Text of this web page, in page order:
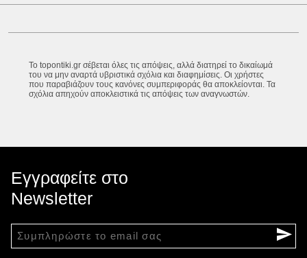
Το topontiki.gr σέβεται όλες τις απόψεις, αλλά διατηρεί το δικαίωμά
του να μην αναρτά υβριστικά σχόλια και διαφημίσεις. Οι χρήστες
που παραβιάζουν τους κανόνες συμπεριφοράς θα αποκλείονται. Τα
σχόλια απηχούν αποκλειστικά τις απόψεις των αναγνωστών.
Εγγραφείτε στο
Newsletter